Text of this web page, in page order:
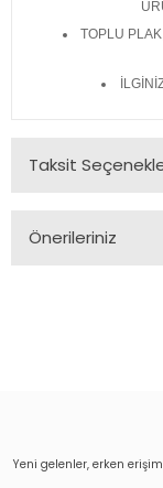
TOPLU
Taksit
Önerileriniz
kullanarak
Ürün
Ürün bilgilerinde
Yeni gelenler, erken